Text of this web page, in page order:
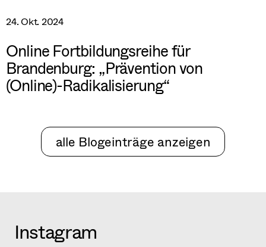
24. Okt. 2024
Online Fortbildungsreihe für
Brandenburg: „Prävention von
(Online)-Radikalisierung“
alle Blogeinträge anzeigen
Instagram